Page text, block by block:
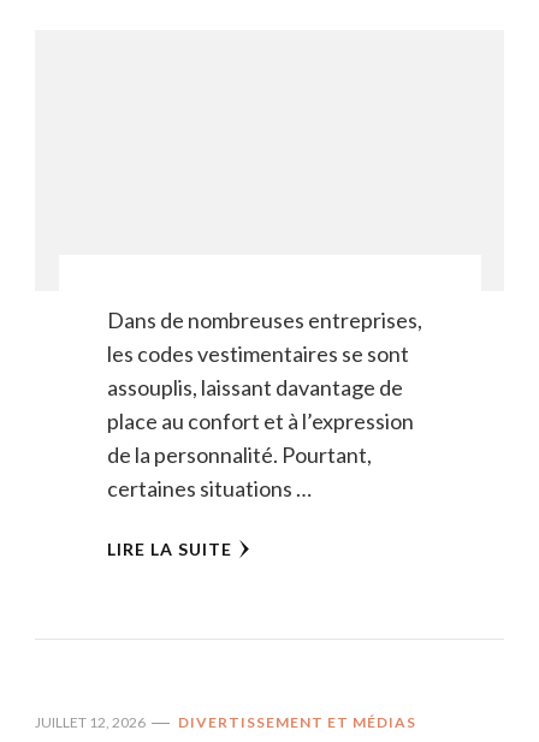
Dans de nombreuses entreprises,
les codes vestimentaires se sont
assouplis, laissant davantage de
place au confort et à l’expression
de la personnalité. Pourtant,
certaines situations …
LIRE LA SUITE
JUILLET 12, 2026 DIVERTISSEMENT ET MÉDIAS